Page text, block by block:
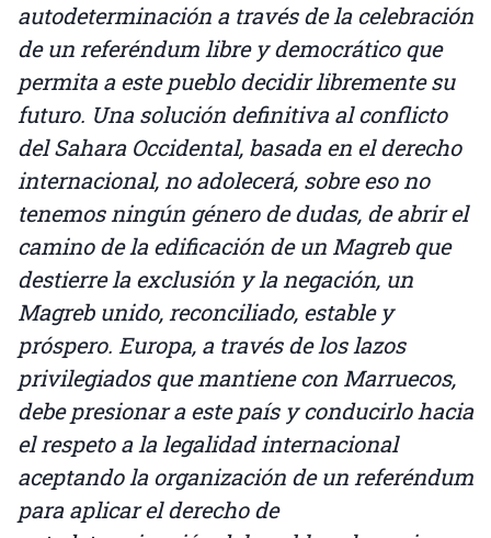
autodeterminación a través de la celebración
de un referéndum libre y democrático que
permita a este pueblo decidir libremente su
futuro. Una solución definitiva al conflicto
del Sahara Occidental, basada en el derecho
internacional, no adolecerá, sobre eso no
tenemos ningún género de dudas, de abrir el
camino de la edificación de un Magreb que
destierre la exclusión y la negación, un
Magreb unido, reconciliado, estable y
próspero. Europa, a través de los lazos
privilegiados que mantiene con Marruecos,
debe presionar a este país y conducirlo hacia
el respeto a la legalidad internacional
aceptando la organización de un referéndum
para aplicar el derecho de